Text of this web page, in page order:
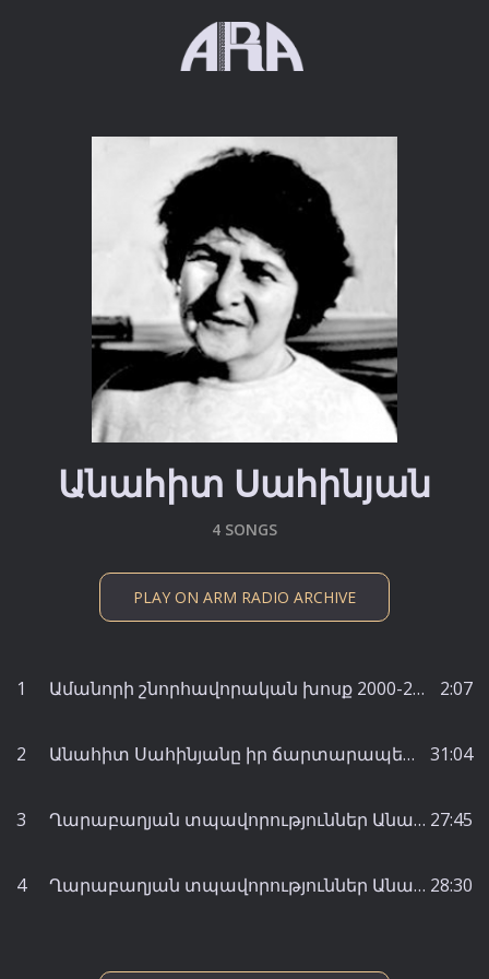
Անահիտ Սահինյան
4 SONGS
PLAY ON ARM RADIO ARCHIVE
1 Ամանորի շնորհավորական խոսք 2000-2001 - Անահիտ Սահինյան 2:07
2 Անահիտ Սահինյանը իր ճարտարապետ եղբոր մասին Անահիտ Սահինյան - Կլարա Թերզյան 31:04
3 Ղարաբաղյան տպավորություններ Անահիտ Սահինյան - Անահիտ Սահինյան 27:45
4 Ղարաբաղյան տպավորություններ Անահիտ Սահինյան - Անահիտ Սահինյան 28:30